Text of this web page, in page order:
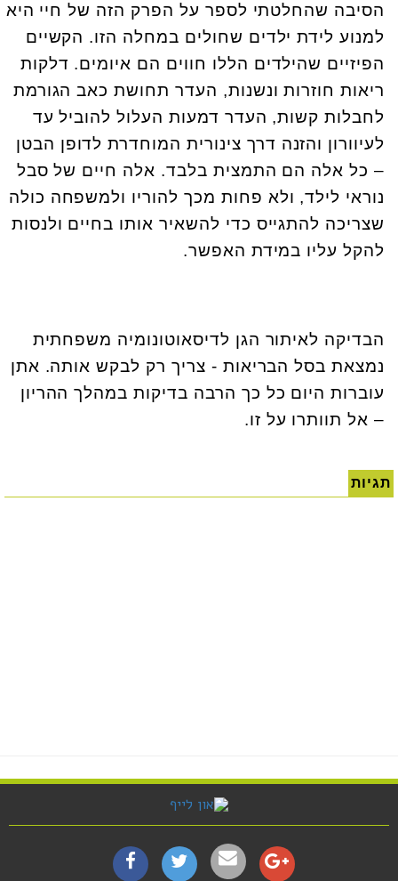
הסיבה שהחלטתי לספר על הפרק הזה של חיי היא
למנוע לידת ילדים שחולים במחלה הזו. הקשיים
הפיזיים שהילדים הללו חווים הם איומים. דלקות
ריאות חוזרות ונשנות, העדר תחושת כאב הגורמת
לחבלות קשות, העדר דמעות העלול להוביל עד
לעיוורון והזנה דרך צינורית המוחדרת לדופן הבטן
– כל אלה הם התמצית בלבד. אלה חיים של סבל
נוראי לילד, ולא פחות מכך להוריו ולמשפחה כולה
שצריכה להתגייס כדי להשאיר אותו בחיים ולנסות
להקל עליו במידת האפשר.
הבדיקה לאיתור הגן לדיסאוטונומיה משפחתית
נמצאת בסל הבריאות - צריך רק לבקש אותה. אתן
עוברות היום כל כך הרבה בדיקות במהלך ההריון
– אל תוותרו על זו.
תגיות